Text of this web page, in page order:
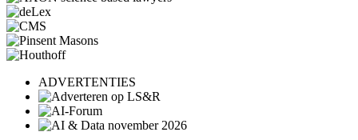
ADVERTENTIES